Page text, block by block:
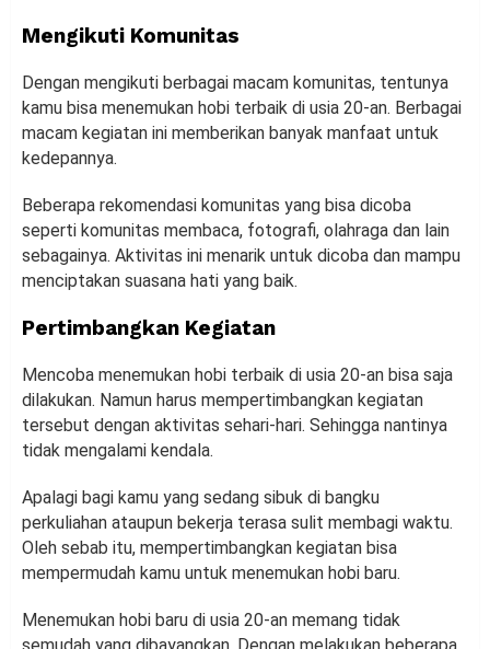
Mengikuti Komunitas
Dengan mengikuti berbagai macam komunitas, tentunya
kamu bisa menemukan hobi terbaik di usia 20-an. Berbagai
macam kegiatan ini memberikan banyak manfaat untuk
kedepannya.
Beberapa rekomendasi komunitas yang bisa dicoba
seperti komunitas membaca, fotografi, olahraga dan lain
sebagainya. Aktivitas ini menarik untuk dicoba dan mampu
menciptakan suasana hati yang baik.
Pertimbangkan Kegiatan
Mencoba menemukan hobi terbaik di usia 20-an bisa saja
dilakukan. Namun harus mempertimbangkan kegiatan
tersebut dengan aktivitas sehari-hari. Sehingga nantinya
tidak mengalami kendala.
Apalagi bagi kamu yang sedang sibuk di bangku
perkuliahan ataupun bekerja terasa sulit membagi waktu.
Oleh sebab itu, mempertimbangkan kegiatan bisa
mempermudah kamu untuk menemukan hobi baru.
Menemukan hobi baru di usia 20-an memang tidak